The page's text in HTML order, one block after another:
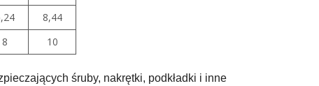
8,44
8 10
śruby, nakrętki, podkładki i inne